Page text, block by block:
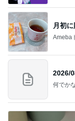
月初
Ameba
2026/
何でか